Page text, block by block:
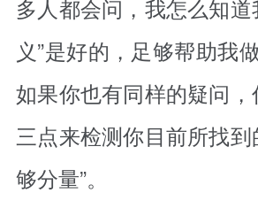
多人都会问，我怎么知
义”是好的，足够帮助我
如果你也有同样的疑问
三点来检测你目前所找
够分量”。